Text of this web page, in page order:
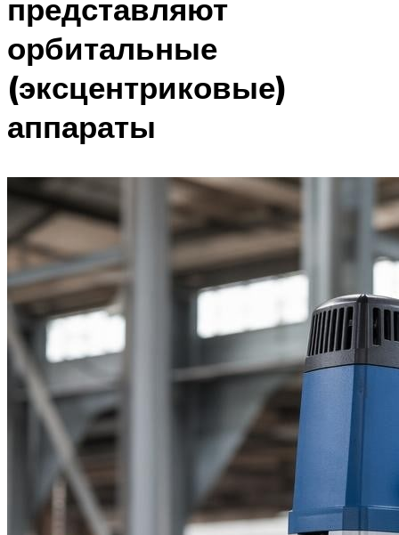
представляют
орбитальные
(эксцентриковые)
аппараты